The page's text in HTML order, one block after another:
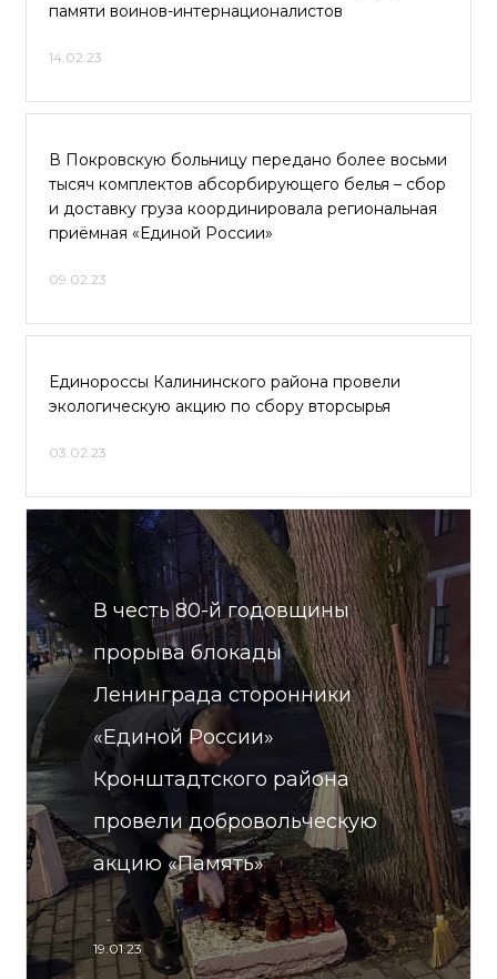
памяти воинов-интернационалистов
14.02.23
В Покровскую больницу передано более восьми
тысяч комплектов абсорбирующего белья – сбор
и доставку груза координировала региональная
приёмная «Единой России»
09.02.23
Единороссы Калининского района провели
экологическую акцию по сбору вторсырья
03.02.23
В честь 80-й годовщины
прорыва блокады
Ленинграда сторонники
«Единой России»
Кронштадтского района
провели добровольческую
акцию «Память»
19.01.23